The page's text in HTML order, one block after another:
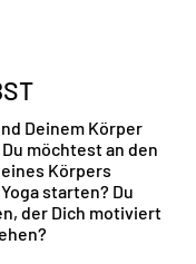
Deinem Körper
möchtest an den
Körpers
starten? Du
der Dich motiviert